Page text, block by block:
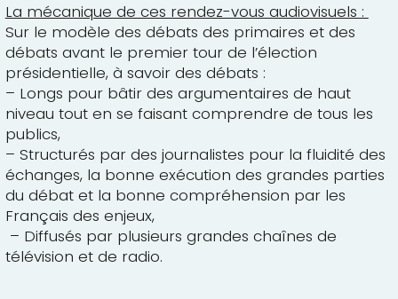
La mécanique de ces rendez-vous audiovisuels :
Sur le modèle des débats des primaires et des
débats avant le premier tour de l’élection
présidentielle, à savoir des débats :
– Longs pour bâtir des argumentaires de haut
niveau tout en se faisant comprendre de tous les
publics,
– Structurés par des journalistes pour la fluidité des
échanges, la bonne exécution des grandes parties
du débat et la bonne compréhension par les
Français des enjeux,
– Diffusés par plusieurs grandes chaînes de
télévision et de radio.